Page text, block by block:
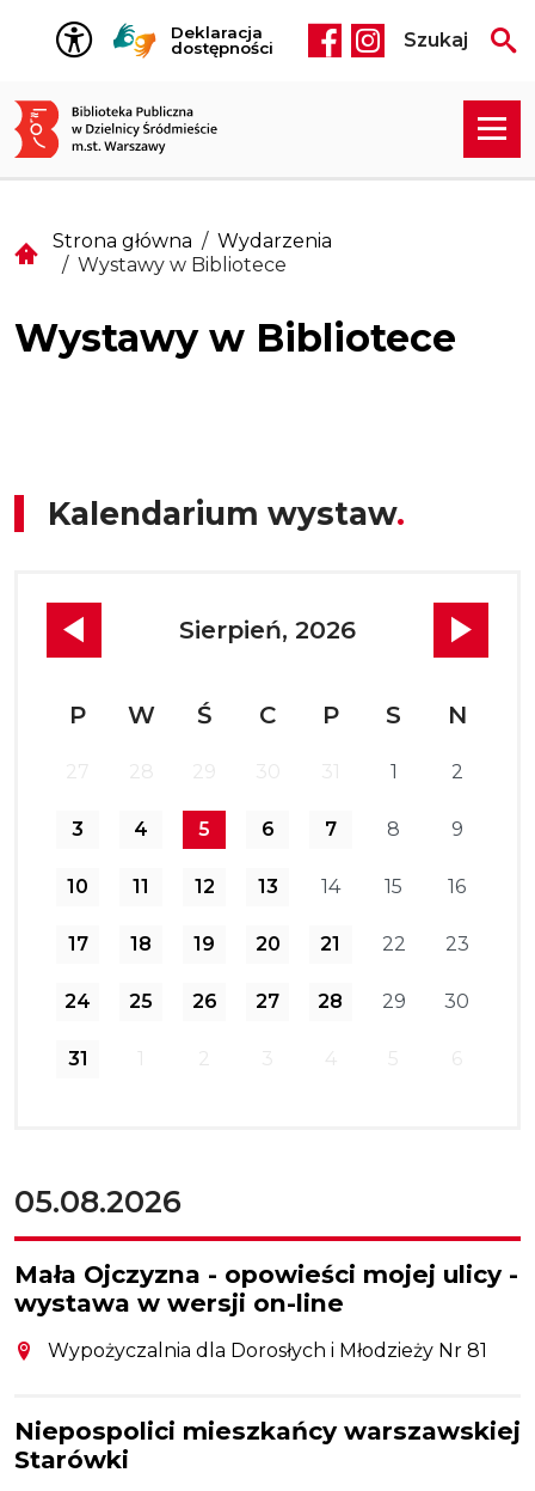
Przejdź do treści
Deklaracja
dostępności
Social media
Szukaj
Strona główna
Wydarzenia
Wystawy w Bibliotece
Wystawy w Bibliotece
Kalendarium wystaw
Sierpień, 2026
P W Ś C P S N
1 2
3 4 5 6 7 8 9
10 11 12 13 14 15 16
17 18 19 20 21 22 23
24 25 26 27 28 29 30
31
05.08.2026
Mała Ojczyzna - opowieści mojej ulicy -
wystawa w wersji on-line
Wypożyczalnia dla Dorosłych i Młodzieży Nr 81
Niepospolici mieszkańcy warszawskiej
Starówki